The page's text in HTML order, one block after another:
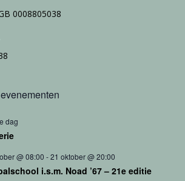
0008805038
dag
@ 08:00 -21 oktober @ 20:00
i.s.m. Noad ’67 – 21e editie